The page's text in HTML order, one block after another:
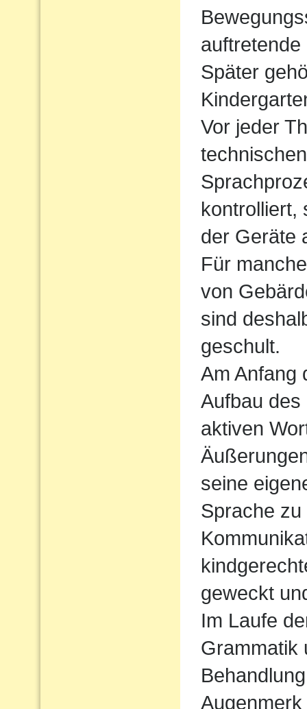
Später
Vor jeder
kontrolliert,
der Geräte
Für
von
sind
geschult.
Am Anfang
Aufbau
aktiven
seine
Sprache
geweckt
Im Laufe
Grammatik